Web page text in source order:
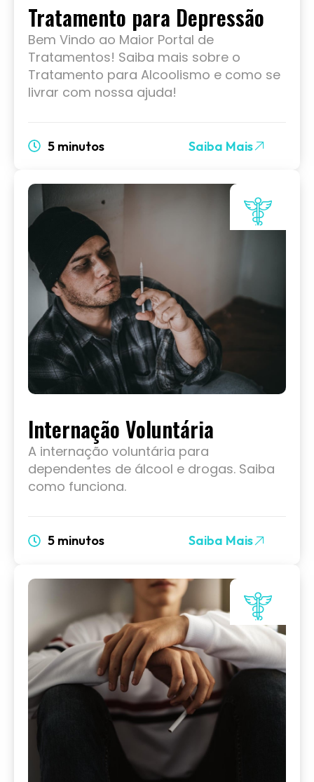
Tratamento para Depressão
Bem Vindo ao Maior Portal de
Tratamentos! Saiba mais sobre o
Tratamento para Alcoolismo e como se
livrar com nossa ajuda!
5 minutos Saiba Mais
Internação Voluntária
A internação voluntária para
dependentes de álcool e drogas. Saiba
como funciona.
5 minutos Saiba Mais